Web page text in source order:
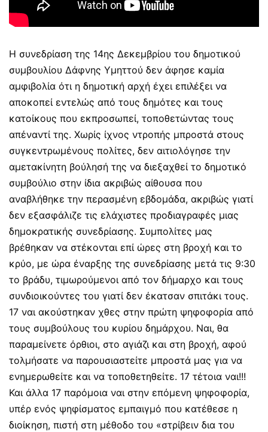
Η συνεδρίαση της 14ης Δεκεμβρίου του δημοτικού
συμβουλίου Δάφνης Υμηττού δεν άφησε καμία
αμφιβολία ότι η δημοτική αρχή έχει επιλέξει να
αποκοπεί εντελώς από τους δημότες και τους
κατοίκους που εκπροσωπεί, τοποθετώντας τους
απέναντί της. Χωρίς ίχνος ντροπής μπροστά στους
συγκεντρωμένους πολίτες, δεν αιτιολόγησε την
αμετακίνητη βούλησή της να διεξαχθεί το δημοτικό
συμβούλιο στην ίδια ακριβώς αίθουσα που
αναβλήθηκε την περασμένη εβδομάδα, ακριβώς γιατί
δεν εξασφάλιζε τις ελάχιστες προδιαγραφές μιας
δημοκρατικής συνεδρίασης. Συμπολίτες μας
βρέθηκαν να στέκονται επί ώρες στη βροχή και το
κρύο, με ώρα έναρξης της συνεδρίασης μετά τις 9:30
το βράδυ, τιμωρούμενοι από τον δήμαρχο και τους
συνδιοικούντες του γιατί δεν έκατσαν σπιτάκι τους.
17 ναι ακούστηκαν χθες στην πρώτη ψηφοφορία από
τους συμβούλους του κυρίου δημάρχου. Ναι, θα
παραμείνετε όρθιοι, στο αγιάζι και στη βροχή, αφού
τολμήσατε να παρουσιαστείτε μπροστά μας για να
ενημερωθείτε και να τοποθετηθείτε. 17 τέτοια ναι!!!
Και άλλα 17 παρόμοια ναι στην επόμενη ψηφοφορία,
υπέρ ενός ψηφίσματος εμπαιγμό που κατέθεσε η
διοίκηση, πιστή στη μέθοδο του «στρίβειν δια του